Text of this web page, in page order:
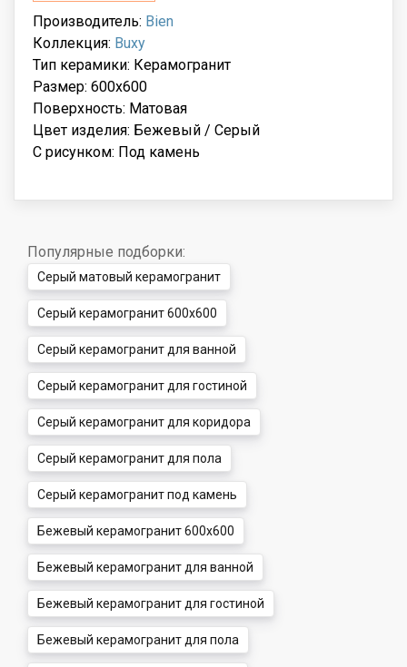
Производитель: Bien
Коллекция: Buxy
Тип керамики: Керамогранит
Размер: 600x600
Поверхность: Матовая
Цвет изделия: Бежевый / Серый
С рисунком: Под камень
Популярные подборки:
Серый матовый керамогранит
Серый керамогранит 600x600
Серый керамогранит для ванной
Серый керамогранит для гостиной
Серый керамогранит для коридора
Серый керамогранит для пола
Серый керамогранит под камень
Бежевый керамогранит 600x600
Бежевый керамогранит для ванной
Бежевый керамогранит для гостиной
Бежевый керамогранит для пола